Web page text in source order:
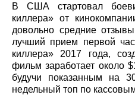
В США стартовал
киллера» от
довольно средние
лучший прием первой
киллера» 2017 года,
фильм заработает около
будучи показанным на
недельный топ по